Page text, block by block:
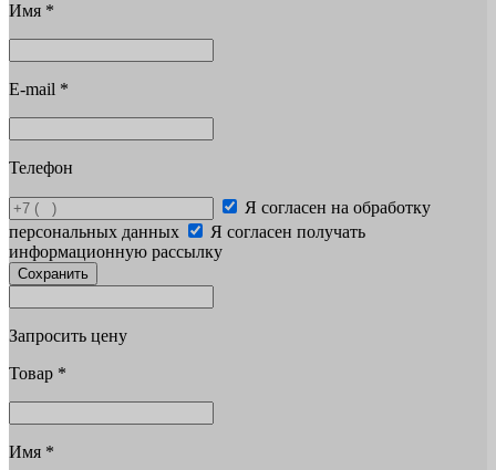
Имя *
E-mail *
Телефон
Я согласен на обработку
персональных данных
Я согласен получать
информационную рассылку
Сохранить
Запросить цену
Товар *
Имя *